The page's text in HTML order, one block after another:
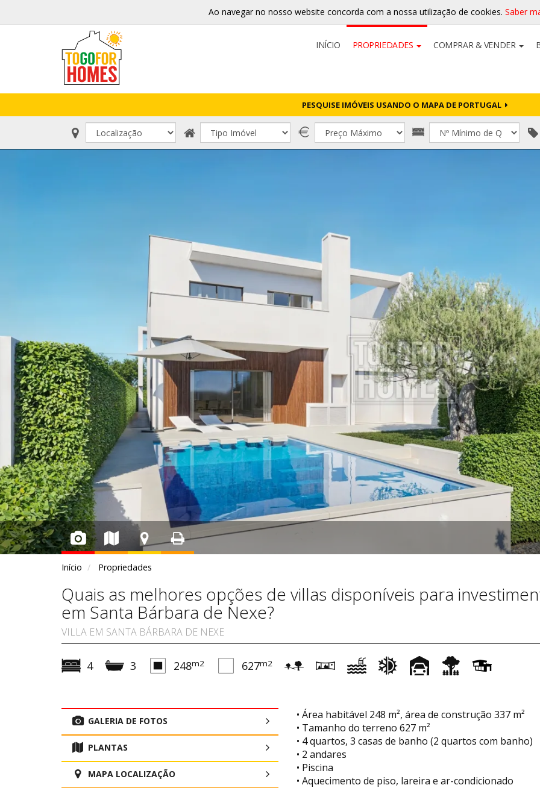
Ao navegar no nosso website concorda com a nossa utilização de cookies. Saber
INÍCIO PROPRIEDADES COMPRAR & VENDER
PESQUISE IMÓVEIS USANDO O MAPA DE PORTUGAL
Início Propriedades
Quais as melhores opções de villas disponíveis para
em Santa Bárbara de Nexe?
VILLA EM SANTA BÁRBARA DE NEXE
4 3 248m2 627m2
GALERIA DE FOTOS
PLANTAS
MAPA LOCALIZAÇÃO
• Área habitável 248 m², área de construção 337 m²
• Tamanho do terreno 627 m²
• 4 quartos, 3 casas de banho (2 quartos com banho)
• 2 andares
• Piscina
• Aquecimento de piso, lareira e ar-condicionado